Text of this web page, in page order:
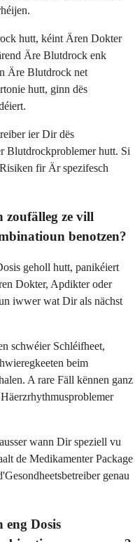
hutt, kéint Ären Dokter
Äre Blutdrock enk
Äre Blutdrock net
hutt, ginn dës
ier Dir dës
Blutdrockproblemer hutt. Si
fir Är spezifesch
zoufälleg ze vill
benotzen?
geholl hutt, panikéiert
Dokter, Apdikter oder
iwwer wat Dir als nächst
schwéier Schléifheet,
beim
A rare Fäll kënnen ganz
wann Dir speziell vu
de Medikamenter Package
genau
eng Dosis